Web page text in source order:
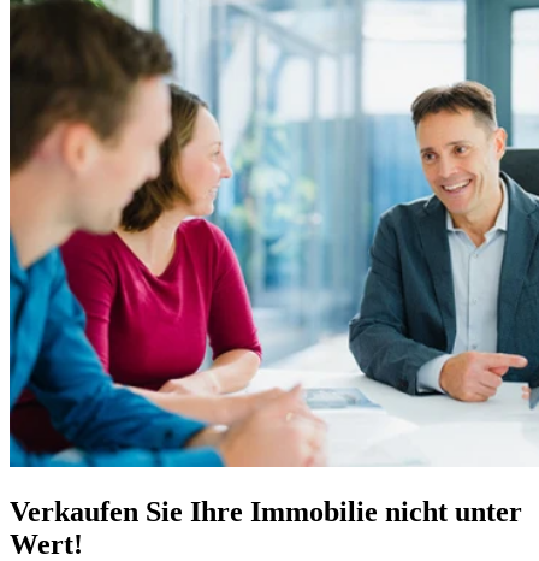
Verkaufen Sie Ihre Immobilie nicht unter
Wert!